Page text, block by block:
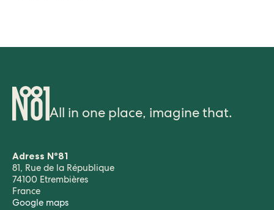
All in one place, imagine that.
Adress N°81
81, Rue de la République
74100 Etrembières
France
Google maps